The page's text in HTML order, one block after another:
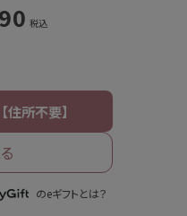
税込
のeギフトとは？